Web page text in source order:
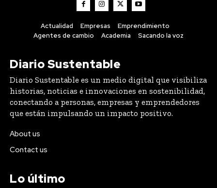
Actualidad Empresas
Emprendimiento
Agentes de cambio
Academia Sacando la voz
Diario Sustentable
Diario Sustentable es un medio digital que visibiliza
historias, noticias e innovaciones en sostenibilidad,
conectando a personas, empresas y emprendedores
que están impulsando un impacto positivo.
About us
Contact us
Lo último